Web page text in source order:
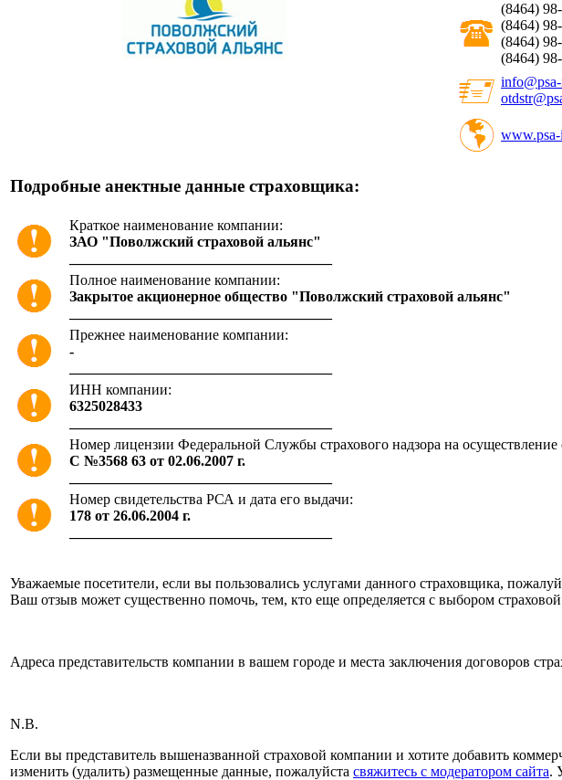
(8464)
(8464)
(8464)
(8464)
Подробные анектные данные страховщика:
Краткое наименование компании:
ЗАО "Поволжский страховой альянс"
Полное наименование компании:
Закрытое акционерное общество "Поволжский страховой альянс"
Прежнее наименование компании:
-
ИНН компании:
6325028433
Номер лицензии Федеральной Службы страхового надзора на
С №3568 63 от 02.06.2007 г.
Номер свидетельства РСА и дата его выдачи:
178 от 26.06.2004 г.
Уважаемые посетители, если вы пользовались услугами данного страховщика,
Ваш отзыв может существенно помочь, тем, кто еще определяется с выбором
Адреса представительств компании в вашем городе и места заключения договоров
N.B.
Если вы представитель вышеназванной страховой компании и хотите добавить
изменить (удалить) размещенные данные, пожалуйста свяжитесь с модератором сайта.